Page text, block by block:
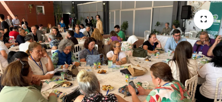
Soma
Resmi İlanlar
Son Dakika Haberleri
Haber Arşivi